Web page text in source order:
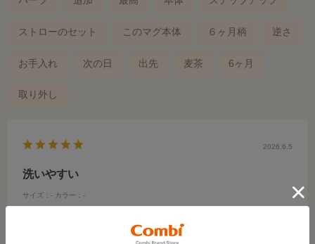
ストローのセット このマグ本体 ６ヶ月柄 逆さ
お手入れ 次の日 出先 麦茶 6ヶ月
取り外し
2026.6.5
洗いやすい
サイズ：- カラー：-
用途:お食事